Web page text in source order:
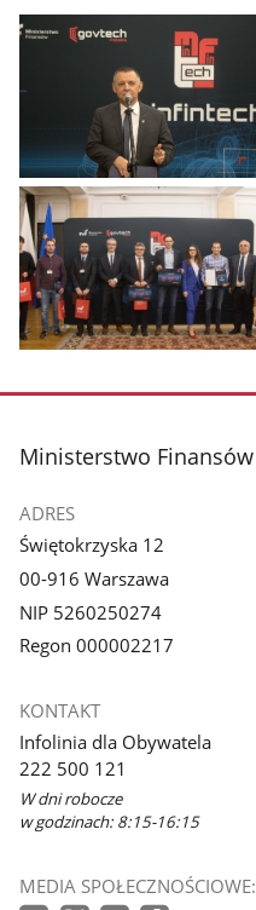
Pokaż
zdjęcie
1
z
galerii.
zdjęcie
galerii.
stopka
Ministerstwo Finansów
ADRES
Świętokrzyska 12
00-916 Warszawa
NIP 5260250274
Regon 000002217
KONTAKT
Infolinia dla Obywatela
222 500 121
W dni robocze
w godzinach: 8:15-16:15
MEDIA SPOŁECZNOŚCIOWE: